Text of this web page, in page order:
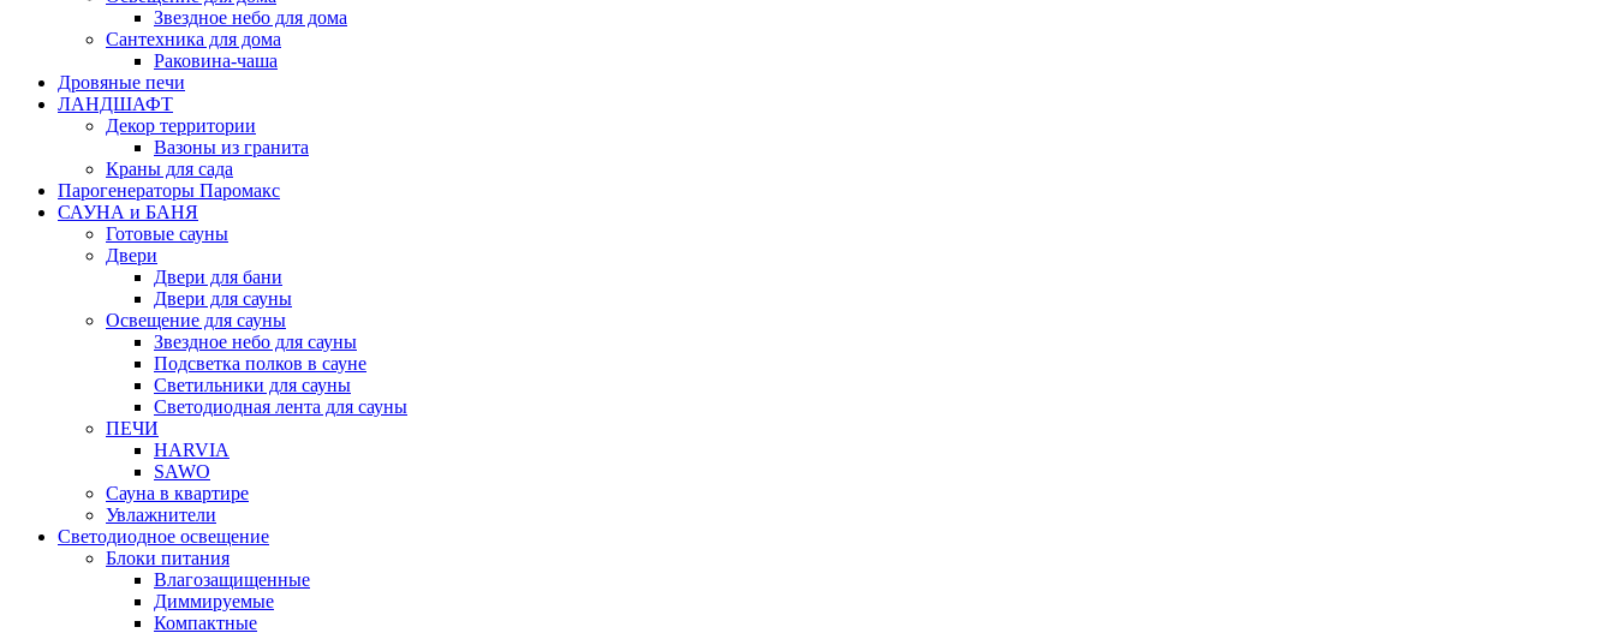
Звездное небо для дома
Сантехника для дома
Раковина-чаша
Дровяные печи
ЛАНДШАФТ
Декор территории
Вазоны из гранита
Краны для сада
Парогенераторы Паромакс
САУНА и БАНЯ
Готовые сауны
Двери
Двери для бани
Двери для сауны
Освещение для сауны
Звездное небо для сауны
Подсветка полков в сауне
Светильники для сауны
Светодиодная лента для сауны
ПЕЧИ
HARVIA
SAWO
Сауна в квартире
Увлажнители
Светодиодное освещение
Блоки питания
Влагозащищенные
Диммируемые
Компактные